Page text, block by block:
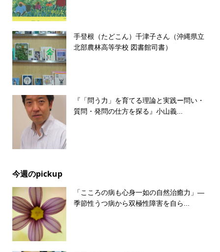
手登根（たどこん）千津子さん（沖縄県立
北部農林高等学校 図書館司書）
『「問う力」を育てる理論と実践ー問い・
質問・発問の仕方を探る』小山義...
今週のpickup
「こころの病も心身一如の自然治癒力」―
季節性うつ病から双極性障害を自ら...